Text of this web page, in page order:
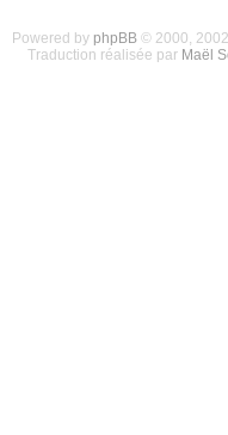
Powered by phpBB© 2000,
Traduction réalisée par Maël